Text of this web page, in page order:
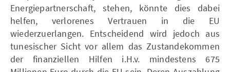
Energiepartnerschaft, stehen, könnte dies dabei
helfen, verlorenes Vertrauen in die EU
wiederzuerlangen. Entscheidend wird jedoch aus
tunesischer Sicht vor allem das Zustandekommen
der finanziellen Hilfen i.H.v. mindestens 675